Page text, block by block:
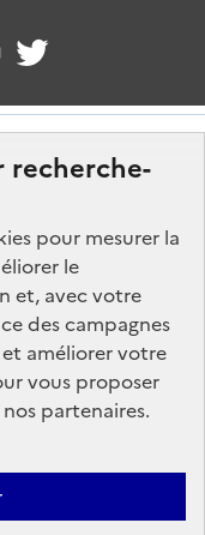
recherche-
pour mesurer la
le
et, avec votre
des campagnes
améliorer votre
vous proposer
partenaires.